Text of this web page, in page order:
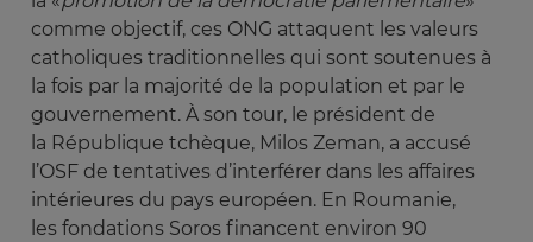
comme objectif, ces ONG attaquent les valeurs
catholiques traditionnelles qui sont soutenues à
la fois par la majorité de la population et par le
gouvernement. À son tour, le président de
la République tchèque, Milos Zeman, a accusé
l’OSF de tentatives d’interférer dans les affaires
intérieures du pays européen. En Roumanie,
les fondations Soros financent environ 90